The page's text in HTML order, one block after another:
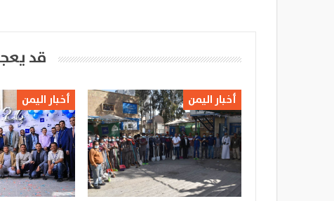
قد
أخبار اليمن أخبار اليمن